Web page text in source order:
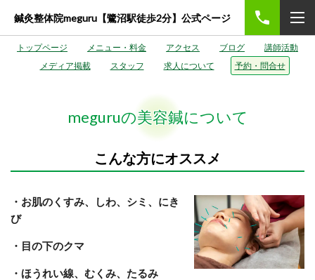
鍼灸整体院meguru【鷺沼駅徒歩2分】公式ページ
トップページ メニュー・料金 アクセス ブログ
講師活動
メディア掲載
スタッフ 求人について 予約・問合せ
meguruの美容鍼について
こんな方にオススメ
・お肌のくすみ、しわ、シミ、にき
び
・目の下のクマ
・ほうれい線、むくみ、たるみ